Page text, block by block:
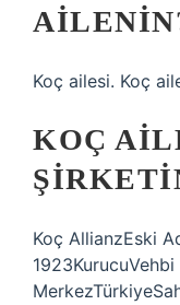
Koç ailesi. Koç
KOÇ
Koç AllianzEski
1923KurucuVehbi